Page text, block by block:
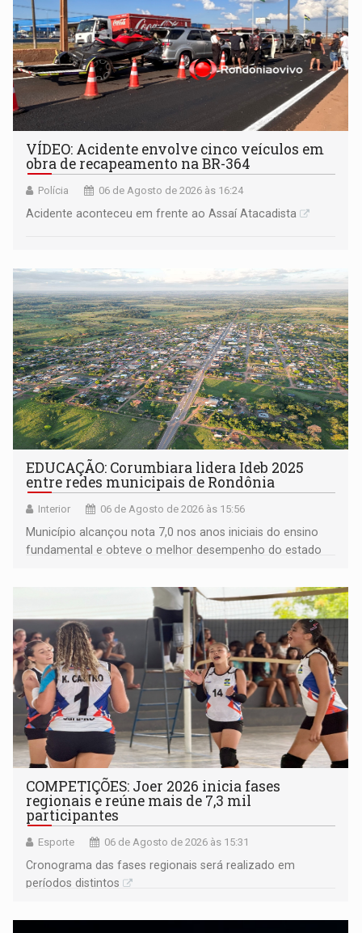
VÍDEO: Acidente envolve cinco veículos em
obra de recapeamento na BR-364
Polícia 06 de Agosto de 2026 às 16:24
Acidente aconteceu em frente ao Assaí Atacadista
EDUCAÇÃO: Corumbiara lidera Ideb 2025
entre redes municipais de Rondônia
Interior 06 de Agosto de 2026 às 15:56
Município alcançou nota 7,0 nos anos iniciais do ensino
fundamental e obteve o melhor desempenho do estado
COMPETIÇÕES: Joer 2026 inicia fases
regionais e reúne mais de 7,3 mil
participantes
Esporte 06 de Agosto de 2026 às 15:31
Cronograma das fases regionais será realizado em
períodos distintos